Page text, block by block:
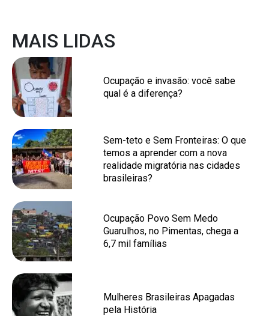
MAIS LIDAS
Ocupação e invasão: você sabe
qual é a diferença?
Sem-teto e Sem Fronteiras: O que
temos a aprender com a nova
realidade migratória nas cidades
brasileiras?
Ocupação Povo Sem Medo
Guarulhos, no Pimentas, chega a
6,7 mil famílias
Mulheres Brasileiras Apagadas
pela História